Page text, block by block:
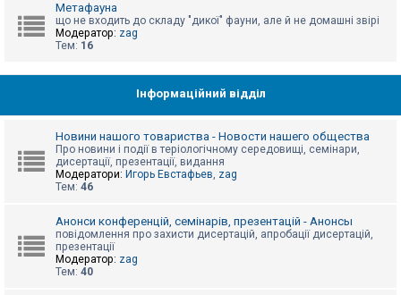
е
й
А
и
т
П
Метафауна
що не входить до складу "дикої" фауни, але й не домашні звірі
Модератор: zag
Тем: 16
Інформаційний відділ
Новини нашого товариства - Новости нашего общества
Про новини і події в теріологічному середовищі, семінари,
дисертації, презентації, видання
Модератори: Игорь Евстафьев, zag
Тем: 46
Анонси конференцій, семінарів, презентацій - Анонсы
повідомлення про захисти дисертацій, апробації дисертацій,
презентації
Модератор: zag
Тем: 40